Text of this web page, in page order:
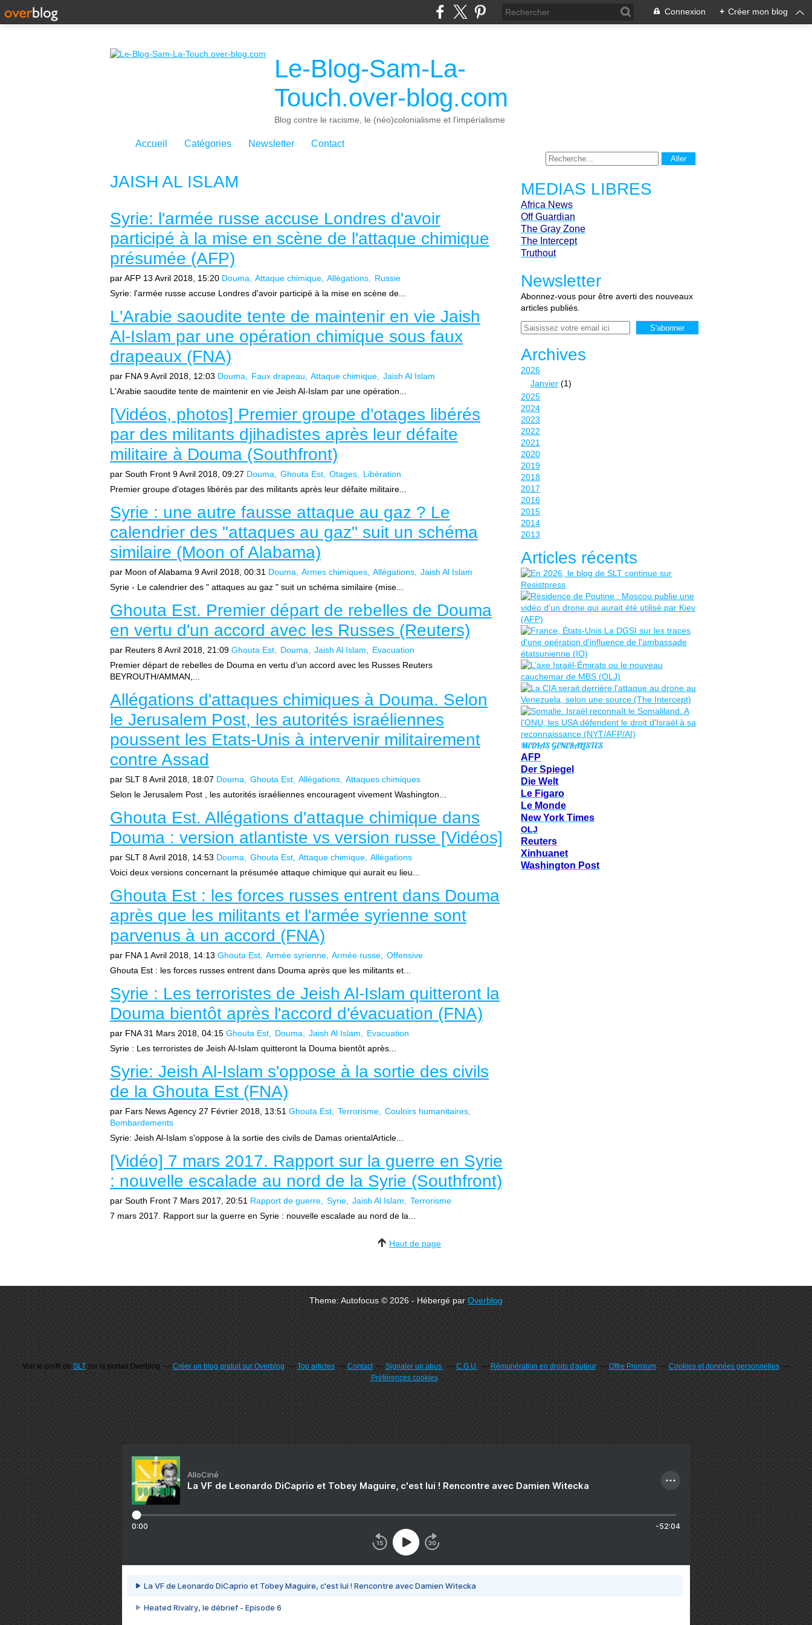
Connexion + Créer mon blog
Le-Blog-Sam-La-
Touch.over-blog.com
Blog contre le racisme, le (néo)colonialisme et l'impérialisme
Accueil Catégories Newsletter Contact
JAISH AL ISLAM
Syrie: l'armée russe accuse Londres d'avoir
participé à la mise en scène de l'attaque chimique
présumée (AFP)
par AFP 13 Avril 2018, 15:20 Douma Attaque chimique Allégations
Russie
Syrie: l'armée russe accuse Londres d'avoir participé à la mise en scène de...
L'Arabie saoudite tente de maintenir en vie Jaish
Al-Islam par une opération chimique sous faux
drapeaux (FNA)
par FNA 9 Avril 2018, 12:03 Douma Faux drapeau Attaque chimique
Jaish Al Islam
L'Arabie saoudite tente de maintenir en vie Jeish Al-Islam par une opération...
[Vidéos, photos] Premier groupe d'otages libérés
par des militants djihadistes après leur défaite
militaire à Douma (Southfront)
par South Front 9 Avril 2018, 09:27 Douma Ghouta Est Otages
Libération
Premier groupe d'otages libérés par des militants après leur défaite militaire...
Syrie : une autre fausse attaque au gaz ? Le
calendrier des "attaques au gaz" suit un schéma
similaire (Moon of Alabama)
par Moon of Alabama 9 Avril 2018, 00:31 Douma Armes chimiques Allégations
Jaish Al Islam
Syrie - Le calendrier des " attaques au gaz " suit un schéma similaire (mise...
Ghouta Est. Premier départ de rebelles de Douma
en vertu d'un accord avec les Russes (Reuters)
par Reuters 8 Avril 2018, 21:09 Ghouta Est Douma Jaish Al Islam
Evacuation
Premier départ de rebelles de Douma en vertu d'un accord avec les Russes Reuters
BEYROUTH/AMMAN,...
Allégations d'attaques chimiques à Douma. Selon
le Jerusalem Post, les autorités israéliennes
poussent les Etats-Unis à intervenir militairement
contre Assad
par SLT 8 Avril 2018, 18:07 Douma Ghouta Est Allégations Attaques chimiques
Selon le Jerusalem Post , les autorités israéliennes encouragent vivement Washington...
Ghouta Est. Allégations d'attaque chimique dans
Douma : version atlantiste vs version russe [Vidéos]
par SLT 8 Avril 2018, 14:53 Douma Ghouta Est Attaque chimique Allégations
Voici deux versions concernant la présumée attaque chimique qui aurait eu lieu...
Ghouta Est : les forces russes entrent dans Douma
après que les militants et l'armée syrienne sont
parvenus à un accord (FNA)
par FNA 1 Avril 2018, 14:13 Ghouta Est Armée syrienne Armée russe
Offensive
Ghouta Est : les forces russes entrent dans Douma après que les militants et...
Syrie : Les terroristes de Jeish Al-Islam quitteront la
Douma bientôt après l'accord d'évacuation (FNA)
par FNA 31 Mars 2018, 04:15 Ghouta Est Douma Jaish Al Islam
Evacuation
Syrie : Les terroristes de Jeish Al-Islam quitteront la Douma bientôt après...
Syrie: Jeish Al-Islam s'oppose à la sortie des civils
de la Ghouta Est (FNA)
par Fars News Agency 27 Février 2018, 13:51 Ghouta Est Terrorisme
Couloirs humanitaires
Bombardements
Syrie: Jeish Al-Islam s'oppose à la sortie des civils de Damas orientalArticle...
[Vidéo] 7 mars 2017. Rapport sur la guerre en Syrie
: nouvelle escalade au nord de la Syrie (Southfront)
par South Front 7 Mars 2017, 20:51 Rapport de guerre Syrie Jaish Al Islam
Terrorisme
7 mars 2017. Rapport sur la guerre en Syrie : nouvelle escalade au nord de la...
MEDIAS LIBRES
Africa News
Off Guardian
The Gray Zone
The Intercept
Truthout
Newsletter
Abonnez-vous pour être averti des nouveaux
articles publiés.
Email
Archives
2026
Janvier (1)
2025
2024
2023
2022
2021
2020
2019
2018
2017
2016
2015
2014
2013
Articles récents
MEDIAS GENERALISTES
AFP
Der Spiegel
Die Welt
Le Figaro
Le Monde
New York Times
OLJ
Reuters
Xinhuanet
Washington Post
Haut de page
Theme: Autofocus © 2026 - Hébergé parOverblog
Voir le profil deSLTsur le portail Overblog Créer un blog gratuit sur Overblog Top articles Contact Signaler un abus C.G.U. Rémunération en droits d'auteur Offre Premium
Cookies et données personnelles
Préférences cookies
AlloCiné
La VF de Leonardo DiCaprio et Tobey Maguire, c'est lui ! Rencontre avec Damien Witecka
0:00 -52:04
La VF de Leonardo DiCaprio et Tobey Maguire, c'est lui ! Rencontre avec Damien Witecka
Heated Rivalry, le débrief - Episode 6